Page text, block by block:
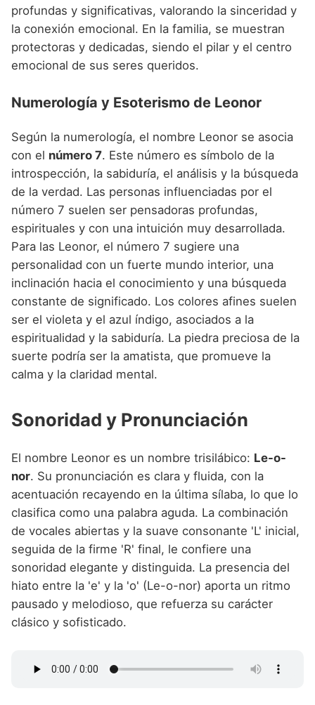
profundas y significativas, valorando la sinceridad y
la conexión emocional. En la familia, se muestran
protectoras y dedicadas, siendo el pilar y el centro
emocional de sus seres queridos.
Numerología y Esoterismo de Leonor
Según la numerología, el nombre Leonor se asocia
con el número 7. Este número es símbolo de la
introspección, la sabiduría, el análisis y la búsqueda
de la verdad. Las personas influenciadas por el
número 7 suelen ser pensadoras profundas,
espirituales y con una intuición muy desarrollada.
Para las Leonor, el número 7 sugiere una
personalidad con un fuerte mundo interior, una
inclinación hacia el conocimiento y una búsqueda
constante de significado. Los colores afines suelen
ser el violeta y el azul índigo, asociados a la
espiritualidad y la sabiduría. La piedra preciosa de la
suerte podría ser la amatista, que promueve la
calma y la claridad mental.
Sonoridad y Pronunciación
El nombre Leonor es un nombre trisilábico: Le-o-
nor. Su pronunciación es clara y fluida, con la
acentuación recayendo en la última sílaba, lo que lo
clasifica como una palabra aguda. La combinación
de vocales abiertas y la suave consonante 'L' inicial,
seguida de la firme 'R' final, le confiere una
sonoridad elegante y distinguida. La presencia del
hiato entre la 'e' y la 'o' (Le-o-nor) aporta un ritmo
pausado y melodioso, que refuerza su carácter
clásico y sofisticado.